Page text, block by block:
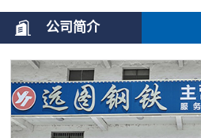
公司简介